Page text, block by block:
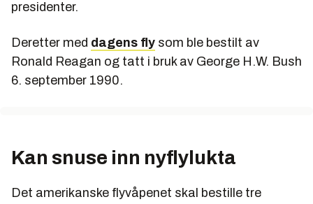
presidenter.
Deretter med dagens fly som ble bestilt av
Ronald Reagan og tatt i bruk av George H.W. Bush
6. september 1990.
Kan snuse inn nyflylukta
Det amerikanske flyvåpenet skal bestille tre